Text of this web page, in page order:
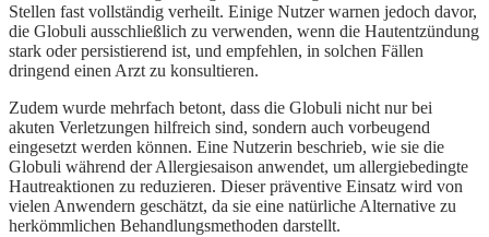
Stellen fast vollständig verheilt. Einige Nutzer warnen jedoch davor,
die Globuli ausschließlich zu verwenden, wenn die Hautentzündung
stark oder persistierend ist, und empfehlen, in solchen Fällen
dringend einen Arzt zu konsultieren.
Zudem wurde mehrfach betont, dass die Globuli nicht nur bei
akuten Verletzungen hilfreich sind, sondern auch vorbeugend
eingesetzt werden können. Eine Nutzerin beschrieb, wie sie die
Globuli während der Allergiesaison anwendet, um allergiebedingte
Hautreaktionen zu reduzieren. Dieser präventive Einsatz wird von
vielen Anwendern geschätzt, da sie eine natürliche Alternative zu
herkömmlichen Behandlungsmethoden darstellt.